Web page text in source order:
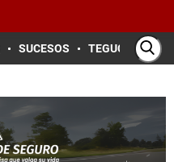
SUCESOS TEGUCIGALPA